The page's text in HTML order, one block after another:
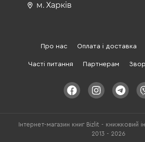
м. Харків
Про нас Оплата і доставка
Часті питання Партнерам
Інтернет-магазин книг Bizlit - книжковий
2013 - 2026